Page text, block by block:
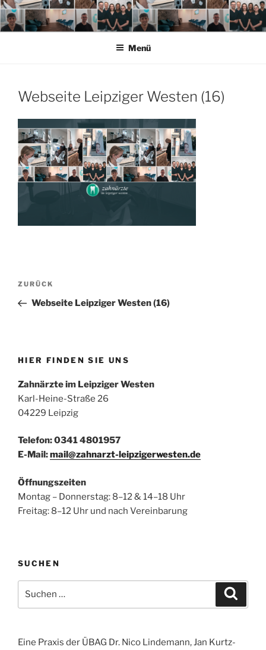
Zum
Inhalt
springen
Menü
Webseite Leipziger Westen (16)
Beitragsnavigation
Vorheriger
Beitrag
ZURÜCK
Webseite Leipziger Westen (16)
HIER FINDEN SIE UNS
Zahnärzte im Leipziger Westen
Karl-Heine-Straße 26
04229 Leipzig
Telefon: 0341 4801957
E-Mail:mail@zahnarzt-leipzigerwesten.de
Öffnungszeiten
Montag – Donnerstag: 8–12 & 14–18 Uhr
Freitag: 8–12 Uhr und nach Vereinbarung
SUCHEN
nach:
Eine Praxis der ÜBAG Dr. Nico Lindemann, Jan Kurtz-